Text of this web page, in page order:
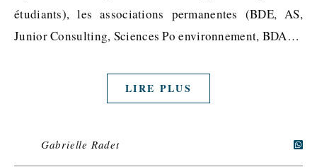
étudiants), les associations permanentes (BDE, AS,
Junior Consulting, Sciences Po environnement, BDA…
LIRE PLUS
Gabrielle Radet